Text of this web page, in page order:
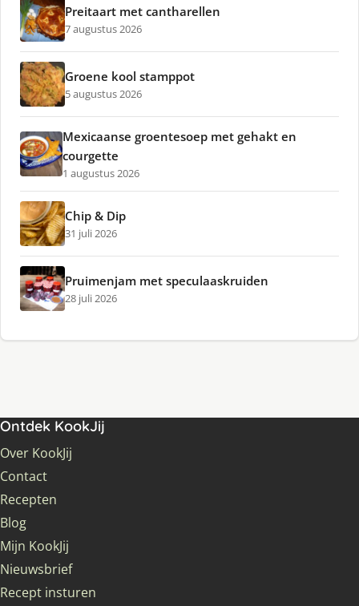
Preitaart met cantharellen
7 augustus 2026
Groene kool stamppot
5 augustus 2026
Mexicaanse groentesoep met gehakt en
courgette
1 augustus 2026
Chip & Dip
31 juli 2026
Pruimenjam met speculaaskruiden
28 juli 2026
Ontdek KookJij
Over KookJij
Contact
Recepten
Blog
Mijn KookJij
Nieuwsbrief
Recept insturen